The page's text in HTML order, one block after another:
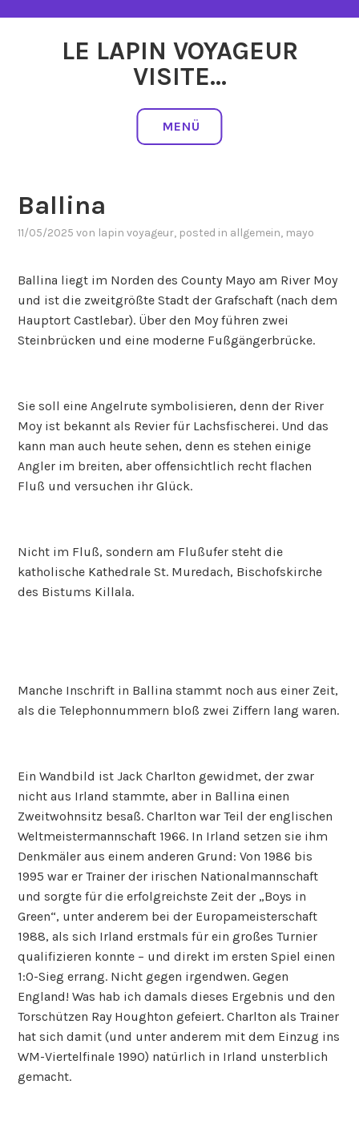
LE LAPIN VOYAGEUR
VISITE…
MENÜ
Ballina
11/05/2025 von lapin voyageur, posted in allgemein, mayo
Ballina liegt im Norden des County Mayo am River Moy
und ist die zweitgrößte Stadt der Grafschaft (nach dem
Hauptort Castlebar). Über den Moy führen zwei
Steinbrücken und eine moderne Fußgängerbrücke.
Sie soll eine Angelrute symbolisieren, denn der River
Moy ist bekannt als Revier für Lachsfischerei. Und das
kann man auch heute sehen, denn es stehen einige
Angler im breiten, aber offensichtlich recht flachen
Fluß und versuchen ihr Glück.
Nicht im Fluß, sondern am Flußufer steht die
katholische Kathedrale St. Muredach, Bischofskirche
des Bistums Killala.
Manche Inschrift in Ballina stammt noch aus einer Zeit,
als die Telephonnummern bloß zwei Ziffern lang waren.
Ein Wandbild ist Jack Charlton gewidmet, der zwar
nicht aus Irland stammte, aber in Ballina einen
Zweitwohnsitz besaß. Charlton war Teil der englischen
Weltmeistermannschaft 1966. In Irland setzen sie ihm
Denkmäler aus einem anderen Grund: Von 1986 bis
1995 war er Trainer der irischen Nationalmannschaft
und sorgte für die erfolgreichste Zeit der „Boys in
Green“, unter anderem bei der Europameisterschaft
1988, als sich Irland erstmals für ein großes Turnier
qualifizieren konnte – und direkt im ersten Spiel einen
1:0-Sieg errang. Nicht gegen irgendwen. Gegen
England! Was hab ich damals dieses Ergebnis und den
Torschützen Ray Houghton gefeiert. Charlton als Trainer
hat sich damit (und unter anderem mit dem Einzug ins
WM-Viertelfinale 1990) natürlich in Irland unsterblich
gemacht.